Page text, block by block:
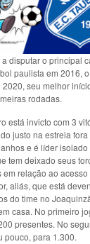
disputar o principal
paulista em 2016,
seu melhor
rodadas.
está invicto com 3
justo na estreia fora
e é líder isolado
tem deixado seus
em relação ao acesso
aliás, que está
do time no
casa. No primeiro
presentes. No
pouco, para 1.300.